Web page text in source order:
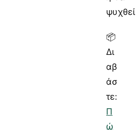
ψυχθεί
📦
Δι
αβ
άσ
τε:
Π
ώ